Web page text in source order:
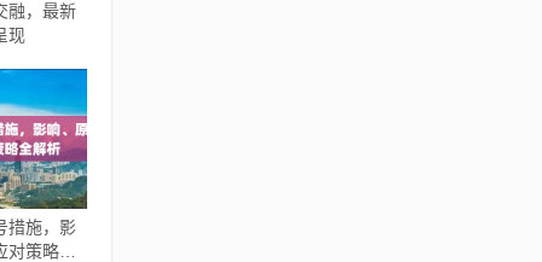
融，最新
现
措施，影
策略全